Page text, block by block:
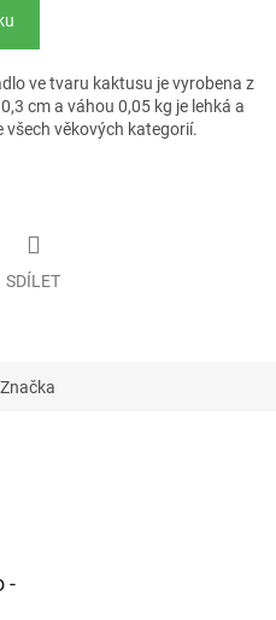
ve tvaru kaktusu je vyrobena z
cm a váhou 0,05 kg je lehká a
věkových kategorií.
SDÍLET
Značka
-